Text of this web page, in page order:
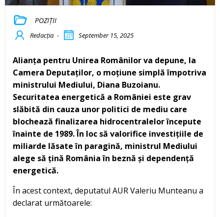
POZIȚII
Redacția - September 15, 2025
Alianța pentru Unirea Românilor va depune, la
Camera Deputaților, o moțiune simplă împotriva
ministrului Mediului, Diana Buzoianu.
Securitatea energetică a României este grav
slăbită din cauza unor politici de mediu care
blochează finalizarea hidrocentralelor începute
înainte de 1989. În loc să valorifice investițiile de
miliarde lăsate în paragină, ministrul Mediului
alege să țină România în beznă și dependență
energetică.
În acest context, deputatul AUR Valeriu Munteanu a
declarat următoarele: